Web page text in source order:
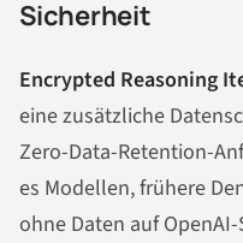
Sicherheit
Encrypted Reasoning
eine zusätzliche
Zero-Data-Retention-
es Modellen, frühere
ohne Daten auf